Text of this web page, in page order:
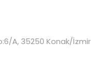
A, 35250 Konak/İzmir